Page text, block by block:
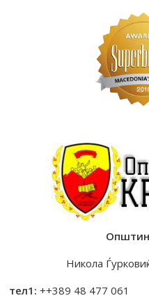
Никола
тел1: ++389 48 477 061